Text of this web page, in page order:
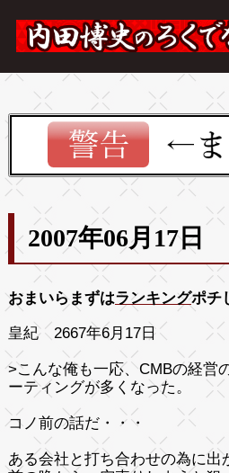
2007年06月17日
おまいらまずはランキングポチ
皇紀 2667年6月17日
>こんな俺も一応、CMBの経営
ーティングが多くなった。
コノ前の話だ・・・
ある会社と打ち合わせの為に出